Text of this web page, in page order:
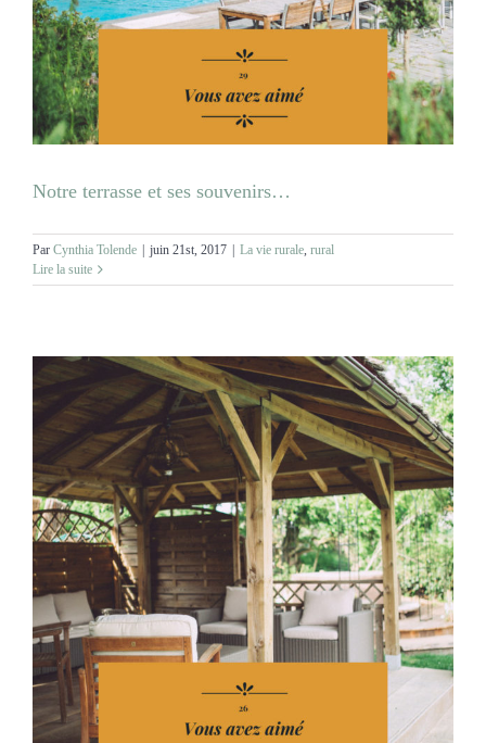
Notre terrasse et ses souvenirs…
Par Cynthia Tolende | juin 21st, 2017 | La vie rurale rural
Lire la suite